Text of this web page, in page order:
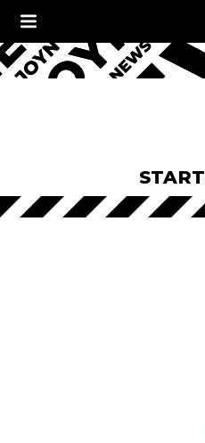
START